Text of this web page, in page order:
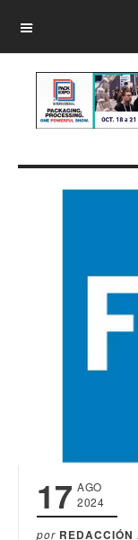
OFF CANVAS
17 AGO
2024
por REDACCIÓN